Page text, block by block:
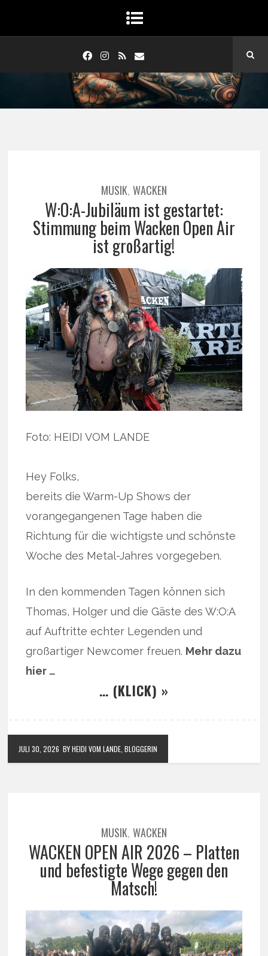
MUSIK, WACKEN
W:O:A-Jubiläum ist gestartet:
Stimmung beim Wacken Open Air
ist großartig!
Foto: HEIDI VOM LANDE
Hey Folks,
bereits die Warm-Up Shows der
vorangegangenen Tage haben die
Richtung für die wichtigste und schönste
Woche des Metal-Jahres vorgegeben.
In den kommenden Tagen können sich
Thomas, Holger und die Gäste des W:O:A
auf Auftritte echter Legenden und
großartiger Newcomer freuen. Mehr dazu
hier …
… (KLICK) »
JULI 30, 2026 BY HEIDI VOM LANDE, BLOGGERIN
MUSIK, WACKEN
WACKEN OPEN AIR 2026 – Platten
und befestigte Wege gegen den
Matsch!